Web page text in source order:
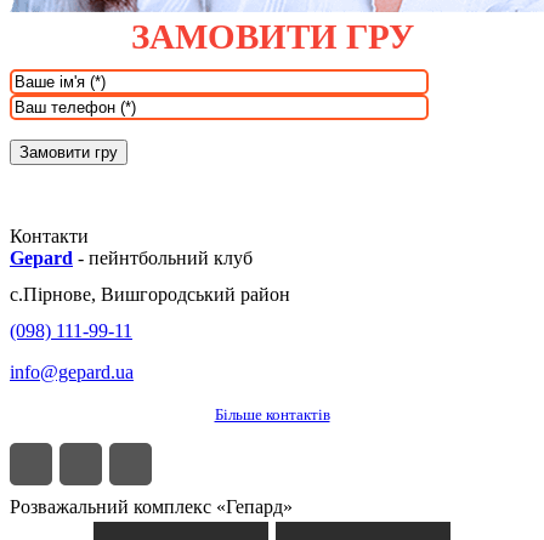
ЗАМОВИТИ ГРУ
Контакти
Gepard - пейнтбольний клуб
с.Пірнове, Вишгородський район
(098) 111-99-11
info@gepard.ua
Більше контактів
Розважальний комплекс «Гепард»